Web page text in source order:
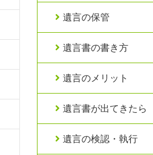
遺言の保管
遺言書の書き方
遺言のメリット
遺言書が出てきたら
遺言の検認・執行